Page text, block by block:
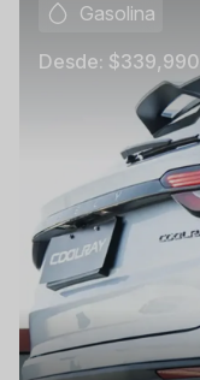
Gasolina
Desde: $339,990